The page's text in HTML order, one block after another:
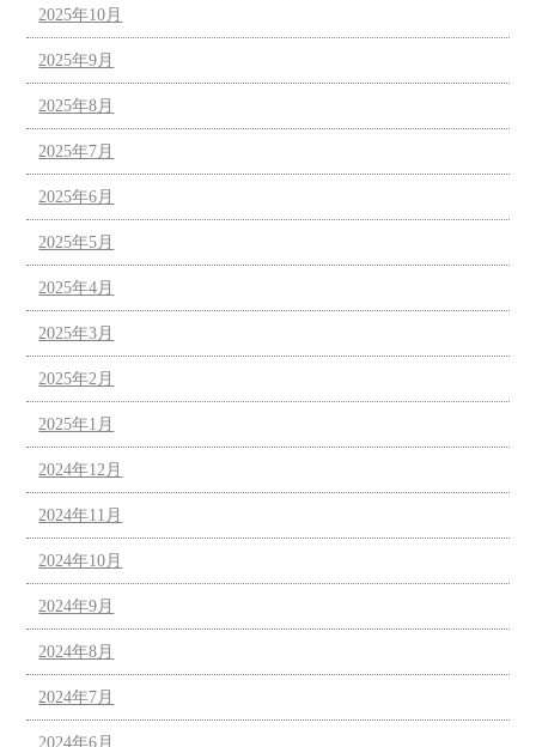
2025年10月
2025年9月
2025年8月
2025年7月
2025年6月
2025年5月
2025年4月
2025年3月
2025年2月
2025年1月
2024年12月
2024年11月
2024年10月
2024年9月
2024年8月
2024年7月
2024年6月